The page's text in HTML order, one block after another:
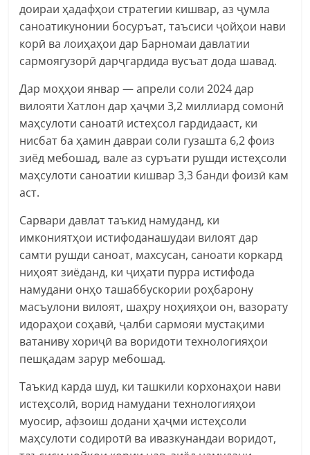
доираи ҳадафҳои стратегии кишвар, аз ҷумла
саноатикунонии босуръат, таъсиси ҷойҳои нави
корӣ ва лоиҳаҳои дар Барномаи давлатии
сармоягузорӣ дарҷгардида вусъат дода шавад.
Дар моҳҳои январ — апрели соли 2024 дар
вилояти Хатлон дар ҳаҷми 3,2 миллиард сомонӣ
маҳсулоти саноатӣ истеҳсол гардидааст, ки
нисбат ба ҳамин давраи соли гузашта 6,2 фоиз
зиёд мебошад, вале аз суръати рушди истеҳсоли
маҳсулоти саноатии кишвар 3,3 банди фоизӣ кам
аст.
Сарвари давлат таъкид намуданд, ки
имкониятҳои истифоданашудаи вилоят дар
самти рушди саноат, махсусан, саноати коркард
ниҳоят зиёданд, ки ҷиҳати пурра истифода
намудани онҳо ташаббускории роҳбарону
масъулони вилоят, шаҳру ноҳияҳои он, вазорату
идораҳои соҳавӣ, ҷалби сармояи мустақими
ватаниву хориҷӣ ва воридоти технологияҳои
пешқадам зарур мебошад.
Таъкид карда шуд, ки ташкили корхонаҳои нави
истеҳсолӣ, ворид намудани технологияҳои
муосир, афзоиш додани ҳаҷми истеҳсоли
маҳсулоти содиротӣ ва ивазкунандаи воридот,